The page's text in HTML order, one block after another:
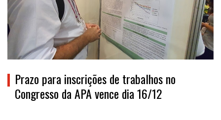
Prazo para inscrições de trabalhos no
Congresso da APA vence dia 16/12